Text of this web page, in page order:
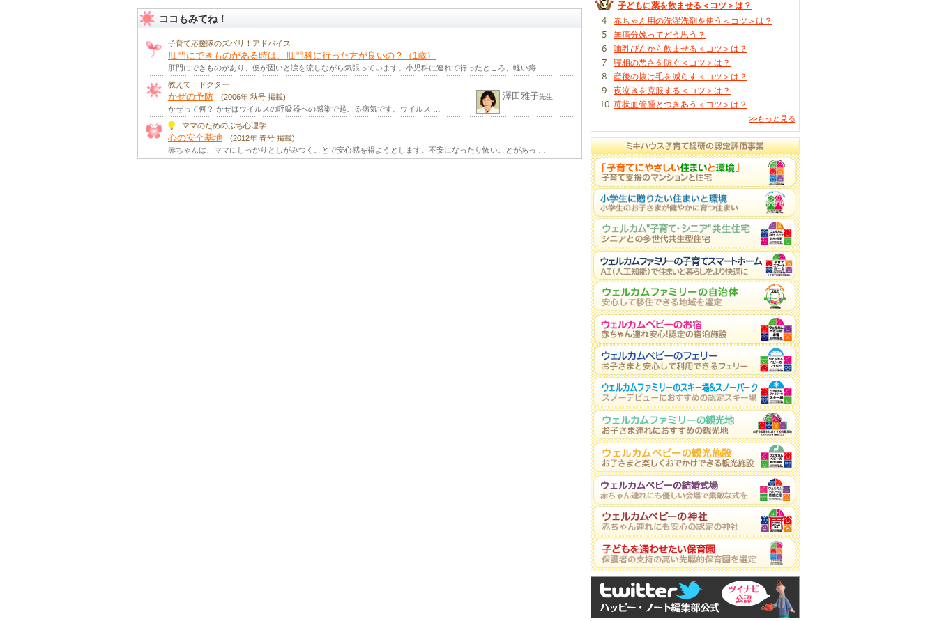
金原洋治
知ってる？ 場面緘（かん）黙
場面緘黙とは ことばの遅れもなく、家の中ではよくおしゃべりするのに、保 …
子どもの気になるくせとは (2011年 夏号 掲載)
子どもにみられる気になるくせは習癖と言われ、指をしゃぶる、爪をかむ、ま …
秋山千枝子先生
ク
発達障がい (2010年 春号 掲載)
「発達障がい」という言葉を見聞きしたことのある方は最近増えていると思い …
宮島祐（たす
く）
（軽度）発達障害 (2008年 春号 掲載)
最近、私たちの小児の発達・神経を専門とする外来には、運動発達は気にしてい …
え）正郎先生
子どもにテレビは必要か？ (2008年 春号 掲載)
子どもにテレビやビデオがすべて悪いとは思いません。時には良いですし、役に …
ココもみてね！
子育て応援隊のズバリ！アドバイス
肛門にできものがある時は、肛門科に行った方が良いの？（1歳）
肛門にできものがあり、便が固いと涙を流しながら気張っています。小児科に連れて行ったところ、軽い痔…
教えて！ドクター
かぜの予防
(2006年 秋号 掲載)
かぜって何？ かぜはウイルスの呼吸器への感染で起こる病気です。ウイルス …
澤田雅子先生
ママのためのぷち心理学
心の安全基地
(2012年 春号 掲載)
赤ちゃんは、ママにしっかりとしがみつくことで安心感を得ようとします。不安になったり怖いことがあっ …
子どもに薬を飲ませる＜コツ＞は？
赤ちゃん用の洗濯洗剤を使う＜コツ＞は？
無痛分娩ってどう思う？
哺乳びんから飲ませる＜コツ＞は？
寝相の悪さを防ぐ＜コツ＞は？
産後の抜け毛を減らす＜コツ＞は？
夜泣きを克服する＜コツ＞は？
苺状血管腫とつきあう＜コツ＞は？
>>もっと見る